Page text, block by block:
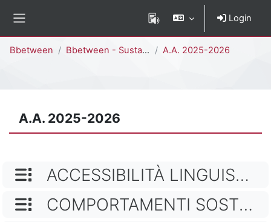
Login
Bbetween Bbetween - Sustainability A.A. 2025-2026
A.A. 2025-2026
NOME CATEGORIA
ACCESSIBILITÀ LINGUISTICA E INCLUSIONE
NOME CATEGORIA
COMPORTAMENTI SOSTENIBILI